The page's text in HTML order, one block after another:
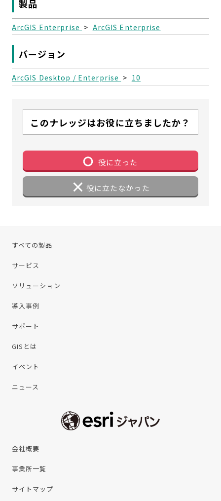
製品
ArcGIS Enterprise > ArcGIS Enterprise
バージョン
ArcGIS Desktop / Enterprise > 10
このナレッジはお役に立ちましたか？
役に立った
役に立たなかった
すべての製品
サービス
ソリューション
導入事例
サポート
GISとは
イベント
ニュース
会社概要
事業所一覧
サイトマップ